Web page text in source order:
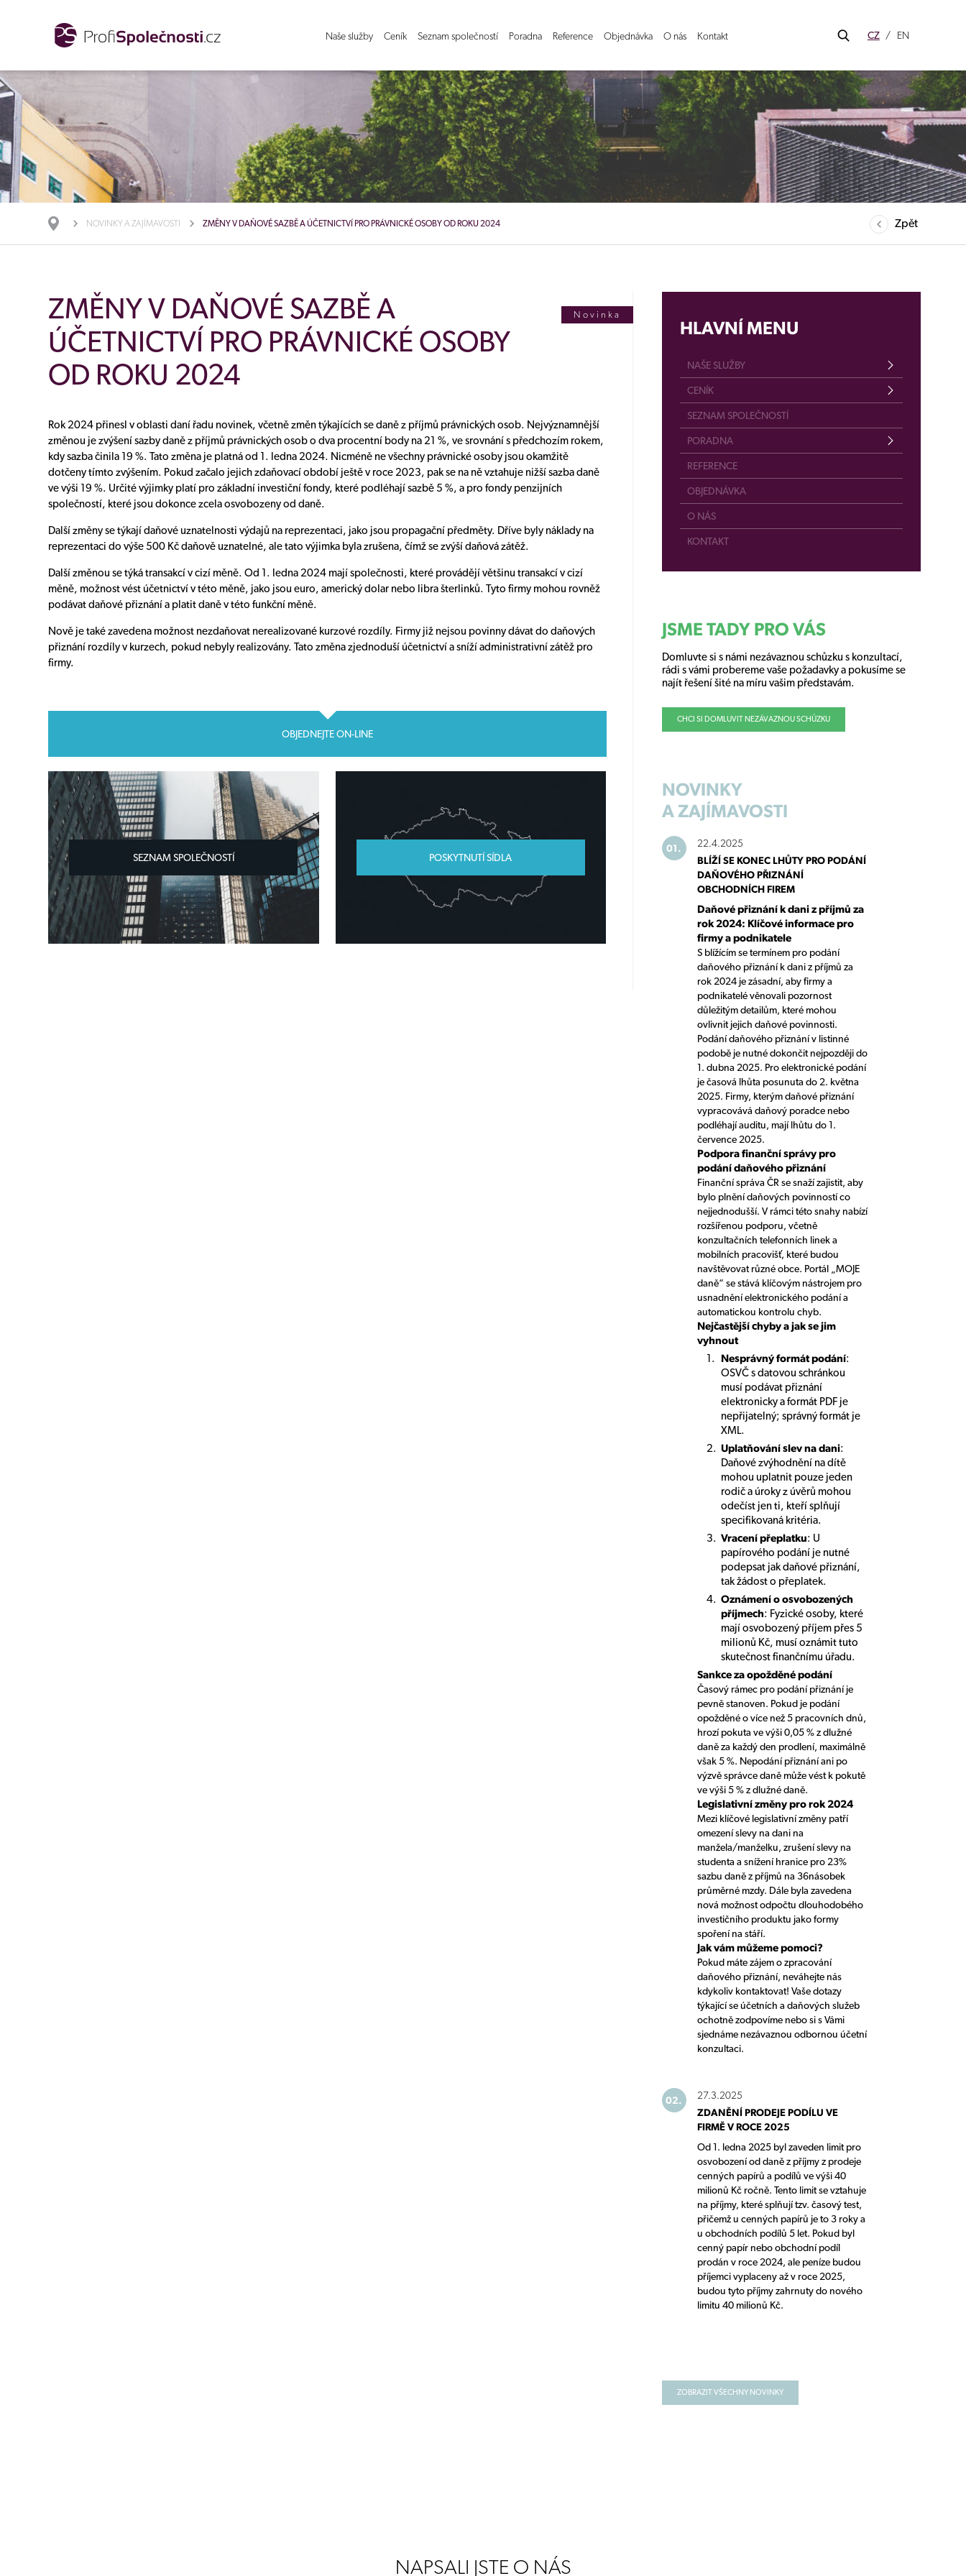
Naše služby Ceník Seznam společností Poradna Reference Objednávka O nás Kontakt CZ EN
Zpět
NOVINKY A ZAJÍMAVOSTI ZMĚNY V DAŇOVÉ SAZBĚ A ÚČETNICTVÍ PRO PRÁVNICKÉ OSOBY OD ROKU 2024
ZMĚNY V DAŇOVÉ SAZBĚ A
ÚČETNICTVÍ PRO PRÁVNICKÉ OSOBY
OD ROKU 2024
Novinka
Rok 2024 přinesl v oblasti daní řadu novinek, včetně změn týkajících se daně z příjmů právnických osob. Nejvýznamnější
změnou je zvýšení sazby daně z příjmů právnických osob o dva procentní body na 21 %, ve srovnání s předchozím rokem,
kdy sazba činila 19 %. Tato změna je platná od 1. ledna 2024. Nicméně ne všechny právnické osoby jsou okamžitě
dotčeny tímto zvýšením. Pokud začalo jejich zdaňovací období ještě v roce 2023, pak se na ně vztahuje nižší sazba daně
ve výši 19 %. Určité výjimky platí pro základní investiční fondy, které podléhají sazbě 5 %, a pro fondy penzijních
společností, které jsou dokonce zcela osvobozeny od daně.
Další změny se týkají daňové uznatelnosti výdajů na reprezentaci, jako jsou propagační předměty. Dříve byly náklady na
reprezentaci do výše 500 Kč daňově uznatelné, ale tato výjimka byla zrušena, čímž se zvýší daňová zátěž.
Další změnou se týká transakcí v cizí měně. Od 1. ledna 2024 mají společnosti, které provádějí většinu transakcí v cizí
měně, možnost vést účetnictví v této měně, jako jsou euro, americký dolar nebo libra šterlinků. Tyto firmy mohou rovněž
podávat daňové přiznání a platit daně v této funkční měně.
Nově je také zavedena možnost nezdaňovat nerealizované kurzové rozdíly. Firmy již nejsou povinny dávat do daňových
přiznání rozdíly v kurzech, pokud nebyly realizovány. Tato změna zjednoduší účetnictví a sníží administrativní zátěž pro
firmy.
OBJEDNEJTE ON-LINE
SEZNAM SPOLEČNOSTÍ POSKYTNUTÍ SÍDLA
HLAVNÍ MENU
NAŠE SLUŽBY
CENÍK
SEZNAM SPOLEČNOSTÍ
PORADNA
REFERENCE
OBJEDNÁVKA
O NÁS
KONTAKT
JSME TADY PRO VÁS
Domluvte si s námi nezávaznou schůzku s konzultací,
rádi s vámi probereme vaše požadavky a pokusíme se
najít řešení šité na míru vašim představám.
CHCI SI DOMLUVIT NEZÁVAZNOU SCHŮZKU
NOVINKY
A ZAJÍMAVOSTI
01.
22.4.2025
BLÍŽÍ SE KONEC LHŮTY PRO PODÁNÍ
DAŇOVÉHO PŘIZNÁNÍ
OBCHODNÍCH FIREM
Daňové přiznání k dani z příjmů za
rok 2024: Klíčové informace pro
firmy a podnikatele
S blížícím se termínem pro podání
daňového přiznání k dani z příjmů za
rok 2024 je zásadní, aby firmy a
podnikatelé věnovali pozornost
důležitým detailům, které mohou
ovlivnit jejich daňové povinnosti.
Podání daňového přiznání v listinné
podobě je nutné dokončit nejpozději do
1. dubna 2025. Pro elektronické podání
je časová lhůta posunuta do 2. května
2025. Firmy, kterým daňové přiznání
vypracovává daňový poradce nebo
podléhají auditu, mají lhůtu do 1.
července 2025.
Podpora finanční správy pro
podání daňového přiznání
Finanční správa ČR se snaží zajistit, aby
bylo plnění daňových povinností co
nejjednodušší. V rámci této snahy nabízí
rozšířenou podporu, včetně
konzultačních telefonních linek a
mobilních pracovišť, které budou
navštěvovat různé obce. Portál „MOJE
daně“ se stává klíčovým nástrojem pro
usnadnění elektronického podání a
automatickou kontrolu chyb.
Nejčastější chyby a jak se jim
vyhnout
Nesprávný formát podání:
OSVČ s datovou schránkou
musí podávat přiznání
elektronicky a formát PDF je
nepřijatelný; správný formát je
XML.
Uplatňování slev na dani:
Daňové zvýhodnění na dítě
mohou uplatnit pouze jeden
rodič a úroky z úvěrů mohou
odečíst jen ti, kteří splňují
specifikovaná kritéria.
Vracení přeplatku: U
papírového podání je nutné
podepsat jak daňové přiznání,
tak žádost o přeplatek.
Oznámení o osvobozených
příjmech: Fyzické osoby, které
mají osvobozený příjem přes 5
milionů Kč, musí oznámit tuto
skutečnost finančnímu úřadu.
Sankce za opožděné podání
Časový rámec pro podání přiznání je
pevně stanoven. Pokud je podání
opožděné o více než 5 pracovních dnů,
hrozí pokuta ve výši 0,05 % z dlužné
daně za každý den prodlení, maximálně
však 5 %. Nepodání přiznání ani po
výzvě správce daně může vést k pokutě
ve výši 5 % z dlužné daně.
Legislativní změny pro rok 2024
Mezi klíčové legislativní změny patří
omezení slevy na dani na
manžela/manželku, zrušení slevy na
studenta a snížení hranice pro 23%
sazbu daně z příjmů na 36násobek
průměrné mzdy. Dále byla zavedena
nová možnost odpočtu dlouhodobého
investičního produktu jako formy
spoření na stáří.
Jak vám můžeme pomoci?
Pokud máte zájem o zpracování
daňového přiznání, neváhejte nás
kdykoliv kontaktovat! Vaše dotazy
týkající se účetních a daňových služeb
ochotně zodpovíme nebo si s Vámi
sjednáme nezávaznou odbornou účetní
konzultaci.
02.
27.3.2025
ZDANĚNÍ PRODEJE PODÍLU VE
FIRMĚ V ROCE 2025
Od 1. ledna 2025 byl zaveden limit pro
osvobození od daně z příjmy z prodeje
cenných papírů a podílů ve výši 40
milionů Kč ročně. Tento limit se vztahuje
na příjmy, které splňují tzv. časový test,
přičemž u cenných papírů je to 3 roky a
u obchodních podílů 5 let. Pokud byl
cenný papír nebo obchodní podíl
prodán v roce 2024, ale peníze budou
příjemci vyplaceny až v roce 2025,
budou tyto příjmy zahrnuty do nového
limitu 40 milionů Kč.
ZOBRAZIT VŠECHNY NOVINKY
NAPSALI JSTE O NÁS